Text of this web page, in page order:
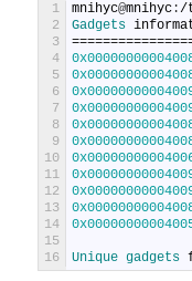
1
2
3
4
5
6
7
8
9
10
11
12
13
14
15
16
mnihyc@mnihyc :/
Gadgets
Unique gadgets